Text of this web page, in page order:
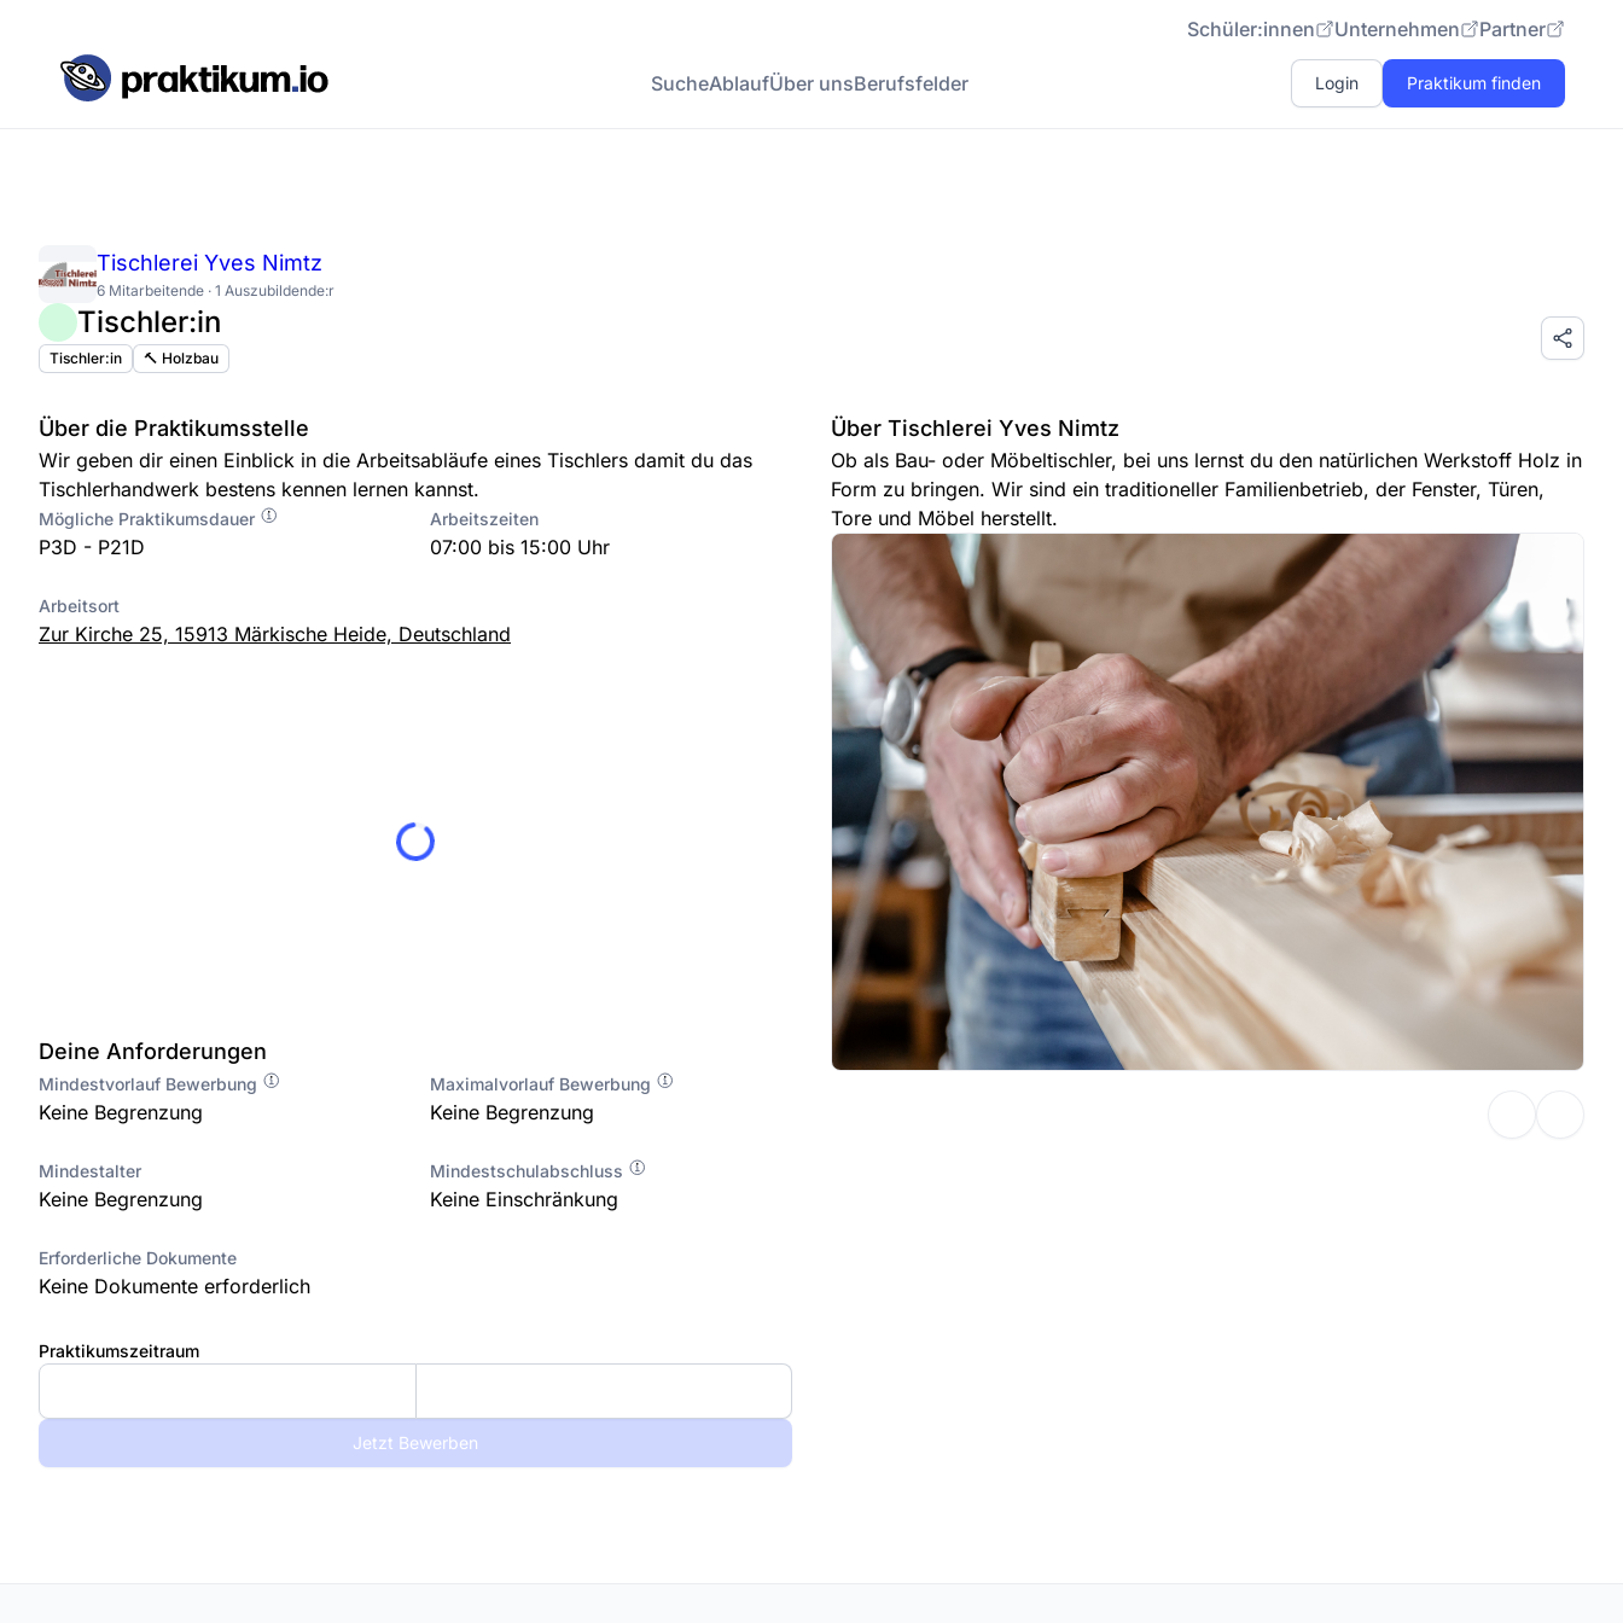
Schüler:innen Unternehmen Partner
SucheAblaufÜber unsBerufsfelder Login Praktikum finden
Tischlerei Yves Nimtz
6 Mitarbeitende · 1 Auszubildende:r
Tischler:in
Tischler:in 🔨 Holzbau
Über die Praktikumsstelle
Wir geben dir einen Einblick in die Arbeitsabläufe eines Tischlers damit du das
Tischlerhandwerk bestens kennen lernen kannst.
Mögliche Praktikumsdauer
P3D - P21D
Arbeitszeiten
07:00 bis 15:00 Uhr
Arbeitsort
Zur Kirche 25, 15913 Märkische Heide, Deutschland
Deine Anforderungen
Mindestvorlauf Bewerbung
Keine Begrenzung
Maximalvorlauf Bewerbung
Keine Begrenzung
Mindestalter
Keine Begrenzung
Mindestschulabschluss
Keine Einschränkung
Erforderliche Dokumente
Keine Dokumente erforderlich
Über Tischlerei Yves Nimtz
Ob als Bau- oder Möbeltischler, bei uns lernst du den natürlichen Werkstoff Holz in
Form zu bringen. Wir sind ein traditioneller Familienbetrieb, der Fenster, Türen,
Tore und Möbel herstellt.
Praktikumszeitraum
Jetzt Bewerben